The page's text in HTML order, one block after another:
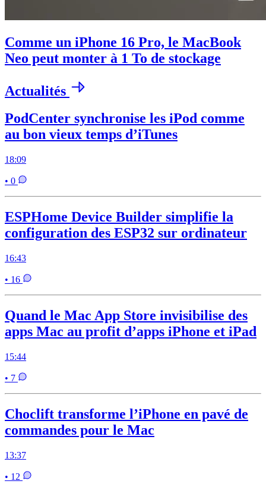
Comme un iPhone 16 Pro, le MacBook
Neo peut monter à 1 To de stockage
Actualités
PodCenter synchronise les iPod comme
au bon vieux temps d’iTunes
18:09
• 0
ESPHome Device Builder simplifie la
configuration des ESP32 sur ordinateur
16:43
• 16
Quand le Mac App Store invisibilise des
apps Mac au profit d’apps iPhone et iPad
15:44
• 7
Choclift transforme l’iPhone en pavé de
commandes pour le Mac
13:37
• 12